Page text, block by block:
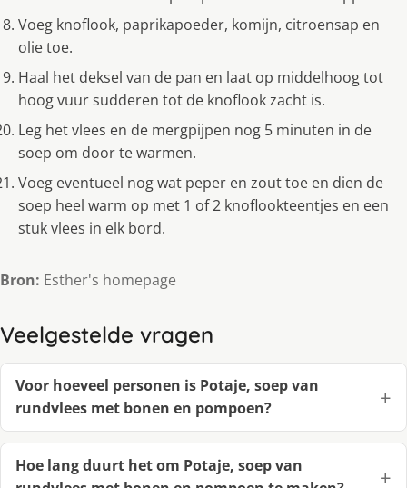
Voeg knoflook, paprikapoeder, komijn, citroensap en
olie toe.
Haal het deksel van de pan en laat op middelhoog tot
hoog vuur sudderen tot de knoflook zacht is.
Leg het vlees en de mergpijpen nog 5 minuten in de
soep om door te warmen.
Voeg eventueel nog wat peper en zout toe en dien de
soep heel warm op met 1 of 2 knoflookteentjes en een
stuk vlees in elk bord.
Bron: Esther's homepage
Veelgestelde vragen
Voor hoeveel personen is Potaje, soep van
rundvlees met bonen en pompoen?
Hoe lang duurt het om Potaje, soep van